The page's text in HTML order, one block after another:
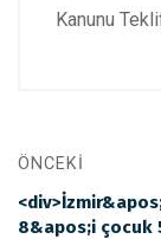
Kanunu
ÖNCEKI
8&apos;i çocuk